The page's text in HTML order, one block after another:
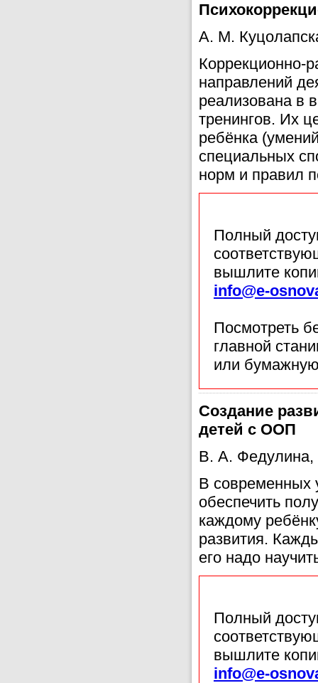
А. М.
Коррекционно-
направлений
реализована в
тренингов. Их
ребёнка
специальных
норм и правил
Полный
вышлите
info@e-
Посмотреть
главной
или
Создание
детей с ООП
В. А. Федулина,
В современных
обеспечить
каждому
развития.
его надо
Полный
вышлите
info@e-